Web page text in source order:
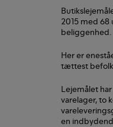
2015 med
beliggenhed.
Her er
tættest
Lejemålet
varelager, to
en